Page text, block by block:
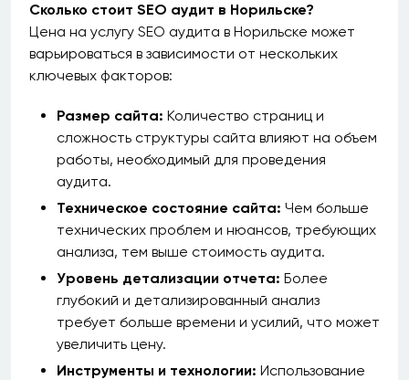
Сколько стоит SEO аудит в Норильске?
Цена на услугу SEO аудита в Норильске может
варьироваться в зависимости от нескольких
ключевых факторов:
Размер сайта: Количество страниц и
сложность структуры сайта влияют на объем
работы, необходимый для проведения
аудита.
Техническое состояние сайта: Чем больше
технических проблем и нюансов, требующих
анализа, тем выше стоимость аудита.
Уровень детализации отчета: Более
глубокий и детализированный анализ
требует больше времени и усилий, что может
увеличить цену.
Инструменты и технологии: Использование